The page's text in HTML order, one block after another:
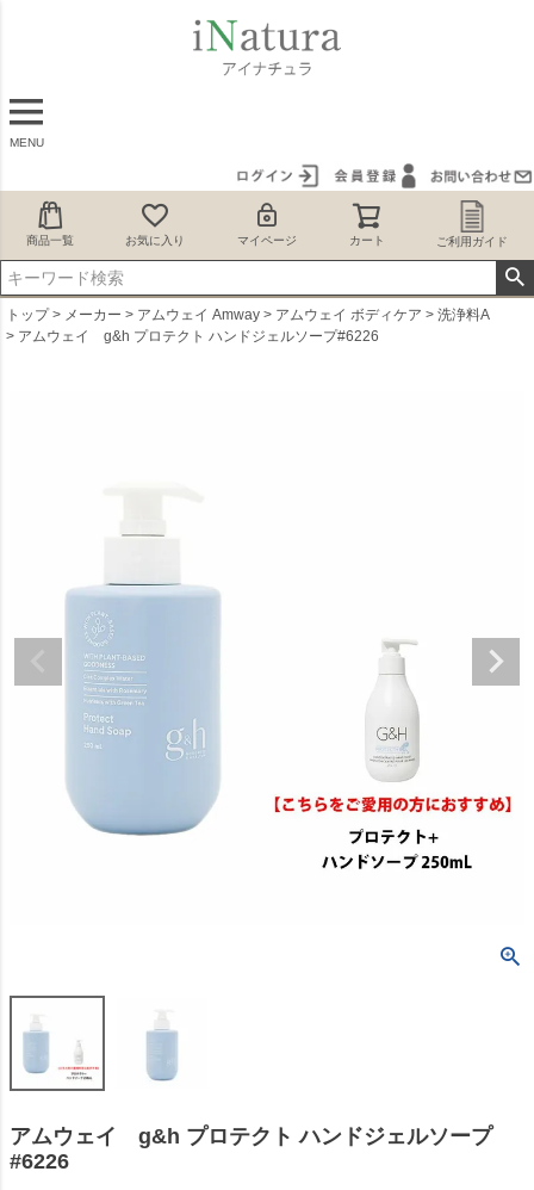
MENU
商品一覧 お気に入り マイページ カート ご利用ガイド
トップ メーカー アムウェイ Amway アムウェイ ボディケア
洗浄料A
アムウェイ g&h プロテクト ハンドジェルソープ#6226
アムウェイ g&h プロテクト ハンドジェルソープ
#6226